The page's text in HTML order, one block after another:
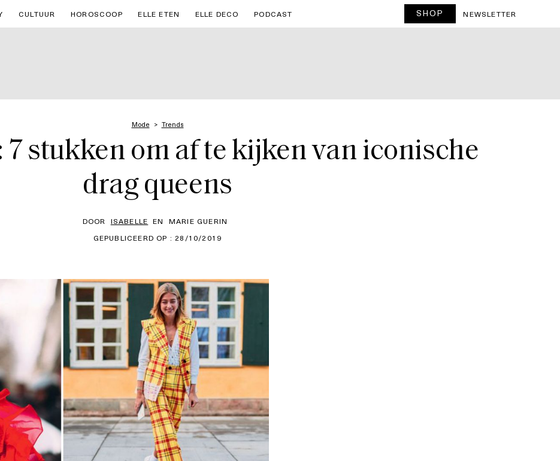
CULTUUR HOROSCOOP ELLE ETEN ELLE DECO PODCAST SHOP NEWSLETTER
Mode Trends
7 stukken om af te kijken van iconische
drag queens
DOOR ISABELLE EN
MARIE GUERIN
GEPUBLICEERD OP : 28/10/2019